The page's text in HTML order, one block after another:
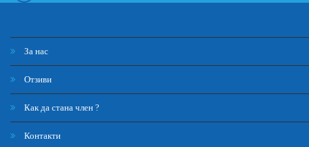
За нас
Отзиви
Как да стана член ?
Контакти